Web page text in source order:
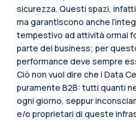
sicurezza. Questi spazi,
ma garantiscono anche
tempestivo ad attività ormai
parte dei business; per
performance deve sempre
Ciò non vuol dire che i Data
puramente B2B: tutti quanti
ogni giorno, seppur
e/o proprietari di queste